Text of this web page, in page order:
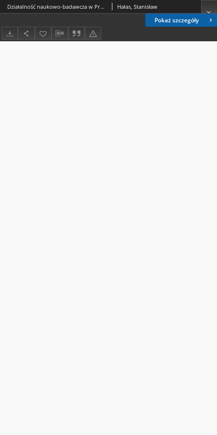
Pokaż szczegóły
Działalność naukowo-badawcza w Pracowni Spektrometrii Mas Hałas, Stanisław